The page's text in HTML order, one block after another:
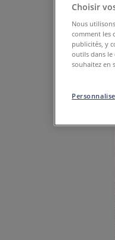
Choisir
Nous
comment les
publicités, y
outils dans le
souhaitez en